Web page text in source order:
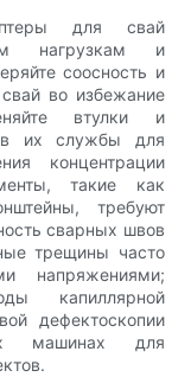
для свай
нагрузкам и
соосность и
во избежание
втулки и
их службы для
концентрации
такие как
требуют
сварных швов
трещины часто
напряжениями;
капиллярной
дефектоскопии
машинах для